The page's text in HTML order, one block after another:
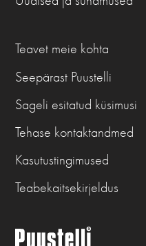
Teavet meie kohta
Seepärast Puustelli
Sageli esitatud küsimusi
Tehase kontaktandmed
Kasutustingimused
Teabekaitsekirjeldus